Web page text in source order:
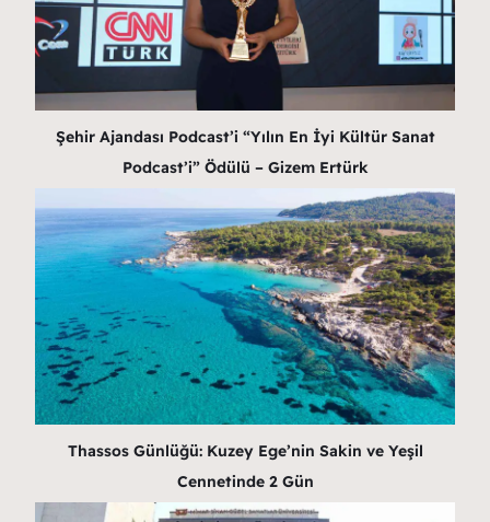
Şehir Ajandası Podcast’i “Yılın En İyi Kültür Sanat
Podcast’i” Ödülü – Gizem Ertürk
Thassos Günlüğü: Kuzey Ege’nin Sakin ve Yeşil
Cennetinde 2 Gün